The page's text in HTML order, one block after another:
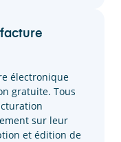
électronique
gratuite. Tous
sur leur
et édition de